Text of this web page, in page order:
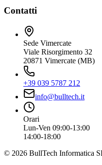
Contatti
Sede Vimercate
Viale Risorgimento 32
20871 Vimercate (MB)
+39 039 5787 212
info@bulltech.it
Orari
Lun-Ven 09:00-13:00
14:00-18:00
© 2026 BullTech Informatica